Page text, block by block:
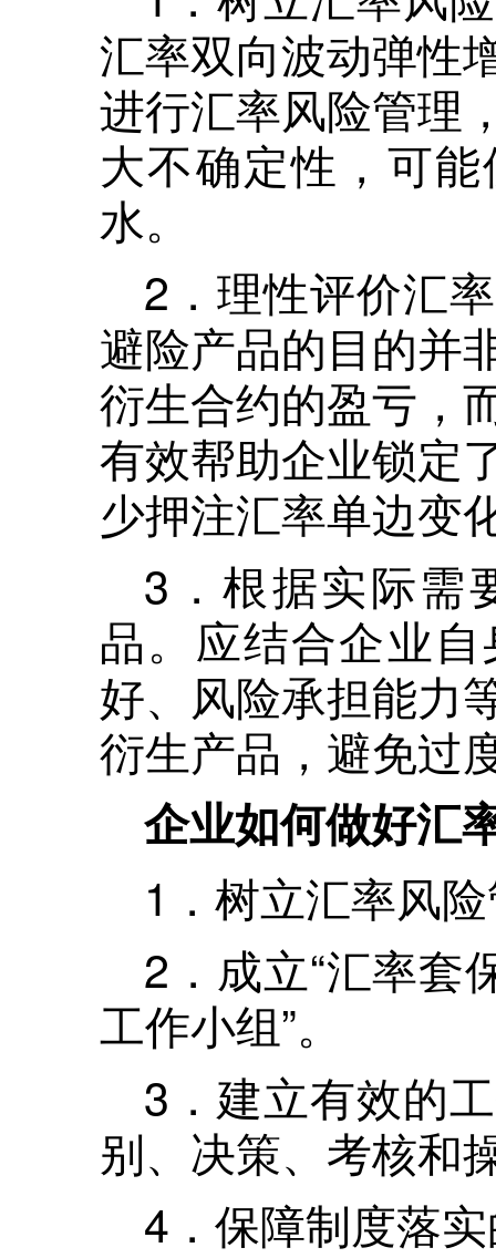
汇率双向波动弹性
进行汇率风险管理
大不确定性，可
水。
2．理性评价汇
避险产品的目的并
衍生合约的盈亏，
有效帮助企业锁定
少押注汇率单边变
3．根据实际需
品。应结合企业
好、风险承担能力
衍生产品，避免过
企业如何做好汇
1．树立汇率风
2．成立“汇率套
工作小组”。
3．建立有效的
别、决策、考核和
4．保障制度落